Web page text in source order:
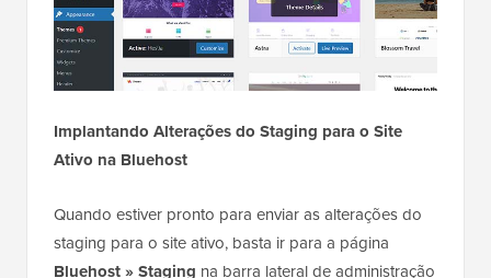
Implantando Alterações do Staging para o Site
Ativo na Bluehost
Quando estiver pronto para enviar as alterações do
staging para o site ativo, basta ir para a página
Bluehost » Staging na barra lateral de administração